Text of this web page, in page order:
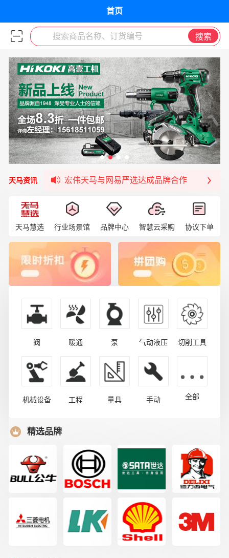
首页
搜索商品名称、订货编号 搜索
天马资讯
签约喜讯 | 宏伟与中铝集团成功签约！
福清核电—WD-40产品交流会圆满结束
天马慧选 行业场景馆 品牌中心 智慧云采购 协议下单
阀 暖通 泵 气动液压 切削工具
机械设备 工程 量具 手动 全部
精选品牌